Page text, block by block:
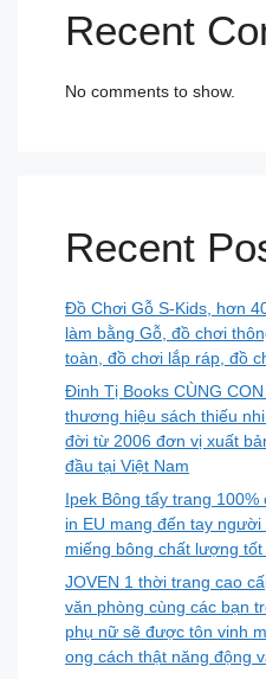
Recent
No comments to show.
Recent
Đồ Chơi Gỗ S-Kids, hơn
làm bằng Gỗ, đồ chơi
toàn, đồ chơi lắp ráp, đồ
Đinh Tị Books CÙNG
thương hiệu sách thiếu
đời từ 2006 đơn vị xuất
đầu tại Việt Nam
Ipek Bông tẩy trang
in EU mang đến tay
miếng bông chất lượng tốt
JOVEN 1 thời trang cao
văn phòng cùng các bạn
phụ nữ sẽ được tôn vinh
ong cách thật năng động